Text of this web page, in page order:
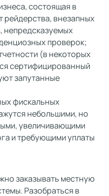
состоящая в
рейдерства, внезапных
непредсказуемых
проверок;
(в некоторых
сертифицированный
запутанные
фискальных
небольшими, но
увеличивающими
и требующими уплаты
заказывать местную
Разобраться в